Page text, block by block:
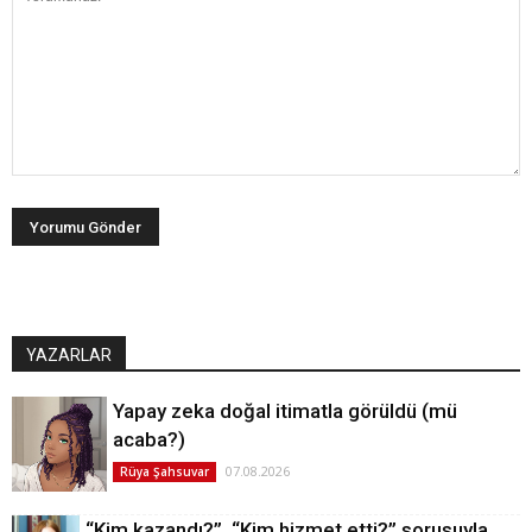
YAZARLAR
Yapay zeka doğal itimatla görüldü (mü
acaba?)
Rüya Şahsuvar 07.08.2026